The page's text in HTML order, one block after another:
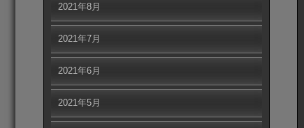
2021年8月
2021年7月
2021年6月
2021年5月